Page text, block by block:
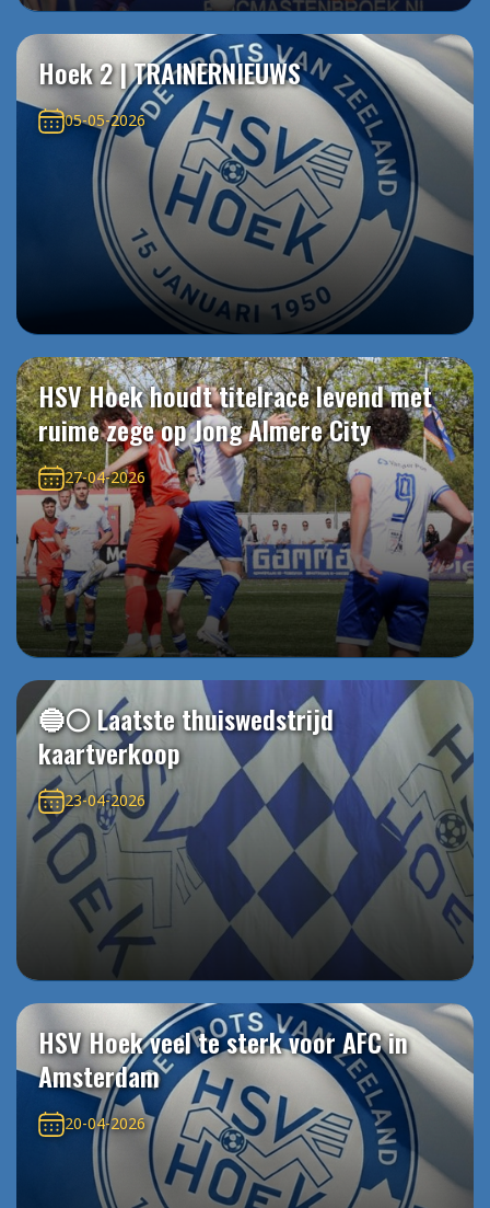
Hoek 2 | TRAINERNIEUWS
05-05-2026
HSV Hoek houdt titelrace levend met
ruime zege op Jong Almere City
27-04-2026
🔵⚪️ Laatste thuiswedstrijd
kaartverkoop
23-04-2026
HSV Hoek veel te sterk voor AFC in
Amsterdam
20-04-2026